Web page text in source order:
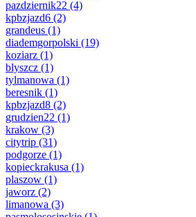
pazdziernik22 (4)
kpbzjazd6 (2)
grandeus (1)
diademgorpolski (19)
koziarz (1)
blyszcz (1)
tylmanowa (1)
beresnik (1)
kpbzjazd8 (2)
grudzien22 (1)
krakow (3)
citytrip (31)
podgorze (1)
kopieckrakusa (1)
plaszow (1)
jaworz (2)
limanowa (3)